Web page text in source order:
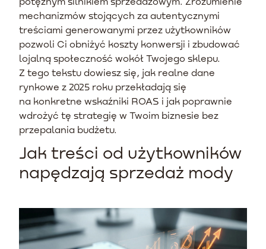
mechanizmów stojących za autentycznymi
treściami generowanymi przez użytkowników
pozwoli Ci obniżyć koszty konwersji i zbudować
lojalną społeczność wokół Twojego sklepu.
Z tego tekstu dowiesz się, jak realne dane
rynkowe z 2025 roku przekładają się
na konkretne wskaźniki ROAS i jak poprawnie
wdrożyć tę strategię w Twoim biznesie bez
przepalania budżetu.
Jak treści od użytkowników
napędzają sprzedaż mody